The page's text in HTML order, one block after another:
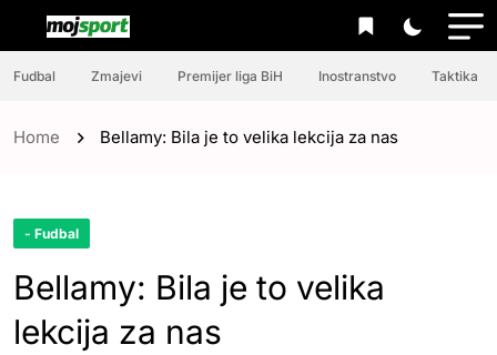
Fudbal Zmajevi Premijer liga BiH Inostranstvo Taktika
Home Bellamy: Bila je to velika lekcija za nas
- Fudbal
Bellamy: Bila je to velika
lekcija za nas